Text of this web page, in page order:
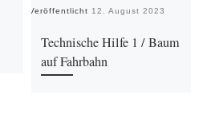
Veröffentlicht 12. August 2023
Technische Hilfe 1 / Baum
auf Fahrbahn